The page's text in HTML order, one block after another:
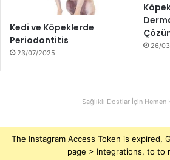
Kedi ve Köpeklerde
Periodontitis
23/07/2025
26/
Sağlıklı Dostlar İçin Hemen
The Instagram Access Token is expired,
page > Integrations, to to